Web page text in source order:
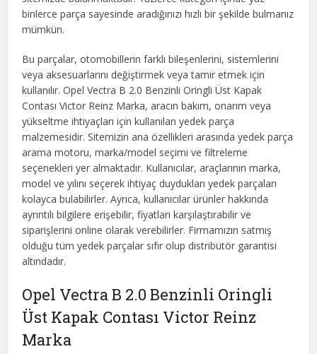
binlerce parça sayesinde aradığınızı hızlı bir şekilde bulmanız
mümkün.
Bu parçalar, otomobillerin farklı bileşenlerini, sistemlerini
veya aksesuarlarını değiştirmek veya tamir etmek için
kullanılır. Opel Vectra B 2.0 Benzinli Oringli Üst Kapak
Contası Victor Reinz Marka, aracın bakım, onarım veya
yükseltme ihtiyaçları için kullanılan yedek parça
malzemesidir. Sitemizin ana özellikleri arasında yedek parça
arama motoru, marka/model seçimi ve filtreleme
seçenekleri yer almaktadır. Kullanıcılar, araçlarının marka,
model ve yılını seçerek ihtiyaç duydukları yedek parçaları
kolayca bulabilirler. Ayrıca, kullanıcılar ürünler hakkında
ayrıntılı bilgilere erişebilir, fiyatları karşılaştırabilir ve
siparişlerini online olarak verebilirler. Firmamızın satmış
olduğu tüm yedek parçalar sıfır olup distribütör garantisi
altındadır.
Opel Vectra B 2.0 Benzinli Oringli
Üst Kapak Contası Victor Reinz
Marka